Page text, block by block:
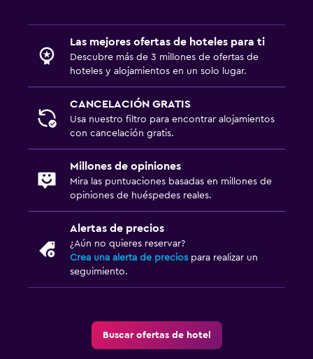
Renta de equipo de esquí (en las instalaciones)
Venta de pases de esquí
Mostrador de información turística
Estacionamiento y transporte
Estacionamiento en la calle
Estacionamiento gratuito
Salud y seguridad
Botiquín de primeros auxilios
Las mejores ofertas de hoteles para ti
Descubre más de 3 millones de ofertas de
hoteles y alojamientos en un solo lugar.
CANCELACIÓN GRATIS
Usa nuestro filtro para encontrar alojamientos
con cancelación gratis.
Millones de opiniones
Mira las puntuaciones basadas en millones de
opiniones de huéspedes reales.
Alertas de precios
¿Aún no quieres reservar?
Crea una alerta de precios para realizar un
seguimiento.
Buscar ofertas de hotel